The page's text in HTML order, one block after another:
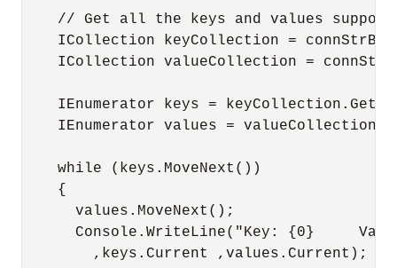
// Get all the keys and values
ICollection keyCollection =
ICollection valueCollection =
IEnumerator keys =
IEnumerator values =
    while (keys.MoveNext())
    {
      values.MoveNext();
Console.WriteLine("Key: {0}
        ,keys.Current ,values.Current);